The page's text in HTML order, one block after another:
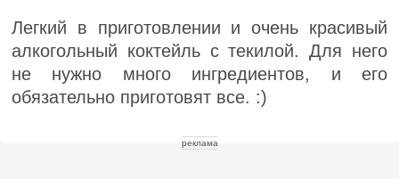
Легкий в приготовлении и очень красивый
алкогольный коктейль с текилой. Для него
не нужно много ингредиентов, и его
обязательно приготовят все. :)
реклама